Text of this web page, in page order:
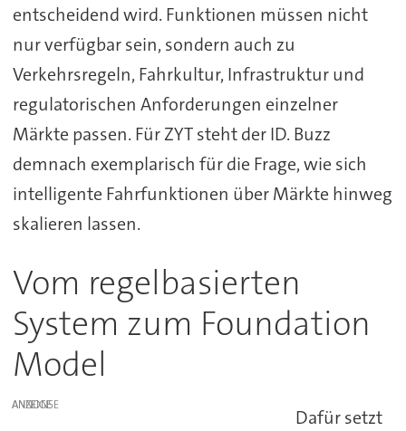
entscheidend wird. Funktionen müssen nicht
nur verfügbar sein, sondern auch zu
Verkehrsregeln, Fahrkultur, Infrastruktur und
regulatorischen Anforderungen einzelner
Märkte passen. Für ZYT steht der ID. Buzz
demnach exemplarisch für die Frage, wie sich
intelligente Fahrfunktionen über Märkte hinweg
skalieren lassen.
Vom regelbasierten
System zum Foundation
Model
ANZEIGE
Dafür setzt